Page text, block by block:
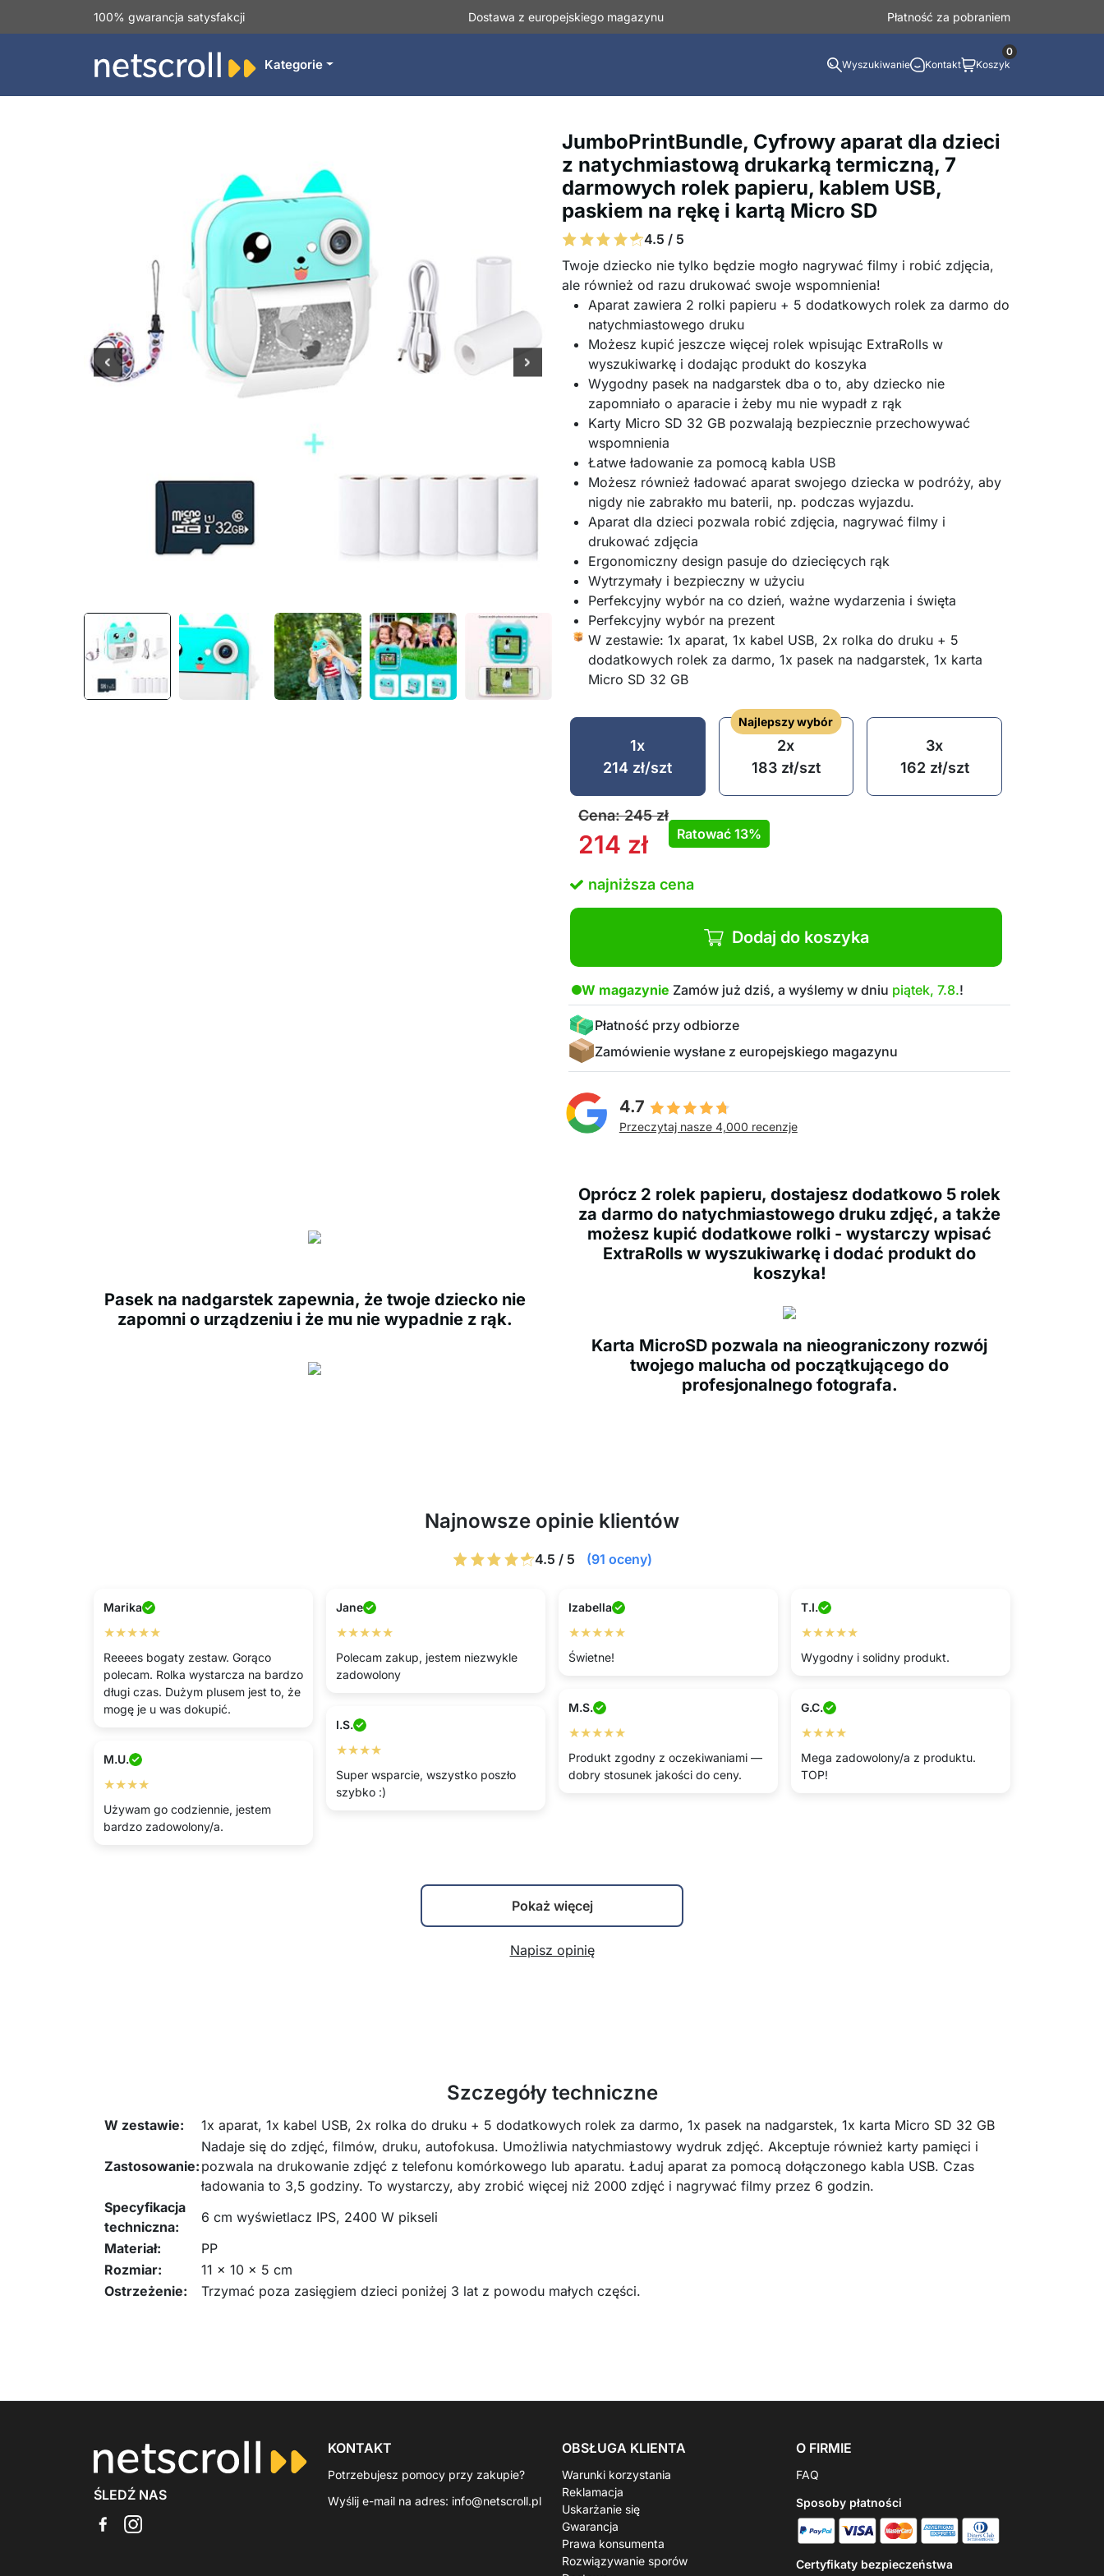
100% gwarancja satysfakcji Dostawa z europejskiego magazynu Płatność za pobraniem
Kategorie Wyszukiwanie Kontakt Koszyk
0
JumboPrintBundle, Cyfrowy aparat dla dzieci
z natychmiastową drukarką termiczną, 7
darmowych rolek papieru, kablem USB,
paskiem na rękę i kartą Micro SD
4.5 / 5
Twoje dziecko nie tylko będzie mogło nagrywać filmy i robić zdjęcia,
ale również od razu drukować swoje wspomnienia!
Aparat zawiera 2 rolki papieru + 5 dodatkowych rolek za darmo do
natychmiastowego druku
Możesz kupić jeszcze więcej rolek wpisując ExtraRolls w
wyszukiwarkę i dodając produkt do koszyka
Wygodny pasek na nadgarstek dba o to, aby dziecko nie
zapomniało o aparacie i żeby mu nie wypadł z rąk
Karty Micro SD 32 GB pozwalają bezpiecznie przechowywać
wspomnienia
Łatwe ładowanie za pomocą kabla USB
Możesz również ładować aparat swojego dziecka w podróży, aby
nigdy nie zabrakło mu baterii, np. podczas wyjazdu.
Aparat dla dzieci pozwala robić zdjęcia, nagrywać filmy i
drukować zdjęcia
Ergonomiczny design pasuje do dziecięcych rąk
Wytrzymały i bezpieczny w użyciu
Perfekcyjny wybór na co dzień, ważne wydarzenia i święta
Perfekcyjny wybór na prezent
W zestawie: 1x aparat, 1x kabel USB, 2x rolka do druku + 5
dodatkowych rolek za darmo, 1x pasek na nadgarstek, 1x karta
Micro SD 32 GB
1x
214 zł/szt
Najlepszy wybór
2x
183 zł/szt
3x
162 zł/szt
Cena:245zł
214 zł Ratować 13%
najniższa cena
Dodaj do koszyka
W magazynie Zamów już dziś, a wyślemy w dniu piątek, 7.8.!
Płatność przy odbiorze
Zamówienie wysłane z europejskiego magazynu
4.7
Przeczytaj nasze 4,000 recenzje
Oprócz 2 rolek papieru, dostajesz dodatkowo 5 rolek
za darmo do natychmiastowego druku zdjęć, a także
możesz kupić dodatkowe rolki - wystarczy wpisać
ExtraRolls w wyszukiwarkę i dodać produkt do
koszyka!
Pasek na nadgarstek zapewnia, że twoje dziecko nie
zapomni o urządzeniu i że mu nie wypadnie z rąk.
Karta MicroSD pozwala na nieograniczony rozwój
twojego malucha od początkującego do
profesjonalnego fotografa.
Najnowsze opinie klientów
4.5 / 5 (91 oceny)
Marika
★★★★★
Reeees bogaty zestaw. Gorąco
polecam. Rolka wystarcza na bardzo
długi czas. Dużym plusem jest to, że
mogę je u was dokupić.
Jane
★★★★★
Polecam zakup, jestem niezwykle
zadowolony
Izabella
★★★★★
Świetne!
T.I.
★★★★★
Wygodny i solidny produkt.
M.S.
★★★★★
Produkt zgodny z oczekiwaniami —
dobry stosunek jakości do ceny.
G.C.
★★★★
Mega zadowolony/a z produktu.
TOP!
I.S.
★★★★
Super wsparcie, wszystko poszło
szybko :)
M.U.
★★★★
Używam go codziennie, jestem
bardzo zadowolony/a.
Pokaż więcej
Napisz opinię
Szczegóły techniczne
W zestawie: 1x aparat, 1x kabel USB, 2x rolka do druku + 5 dodatkowych rolek za darmo, 1x pasek na nadgarstek, 1x karta Micro SD 32 GB
Zastosowanie:
Nadaje się do zdjęć, filmów, druku, autofokusa. Umożliwia natychmiastowy wydruk zdjęć. Akceptuje również karty pamięci i
pozwala na drukowanie zdjęć z telefonu komórkowego lub aparatu. Ładuj aparat za pomocą dołączonego kabla USB. Czas
ładowania to 3,5 godziny. To wystarczy, aby zrobić więcej niż 2000 zdjęć i nagrywać filmy przez 6 godzin.
Specyfikacja
techniczna:
6 cm wyświetlacz IPS, 2400 W pikseli
Materiał:
PP
Rozmiar:
11 x 10 x 5 cm
Ostrzeżenie:
Trzymać poza zasięgiem dzieci poniżej 3 lat z powodu małych części.
ŚLEDŹ NAS
KONTAKT
Potrzebujesz pomocy przy zakupie?
Wyślij e-mail na adres: info@netscroll.pl
OBSŁUGA KLIENTA
Warunki korzystania
Reklamacja
Uskarżanie się
Gwarancja
Prawa konsumenta
Rozwiązywanie sporów
O FIRMIE
FAQ
Sposoby płatności
Certyfikaty bezpieczeństwa